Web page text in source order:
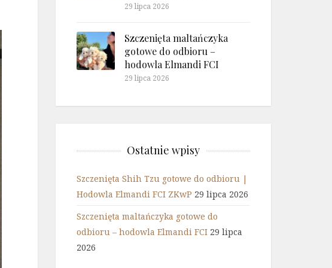
29 lipca 2026
Szczenięta maltańczyka
gotowe do odbioru –
hodowla Elmandi FCI
29 lipca 2026
Ostatnie wpisy
Szczenięta Shih Tzu gotowe do odbioru |
Hodowla Elmandi FCI ZKwP 29 lipca 2026
Szczenięta maltańczyka gotowe do
odbioru – hodowla Elmandi FCI 29 lipca
2026